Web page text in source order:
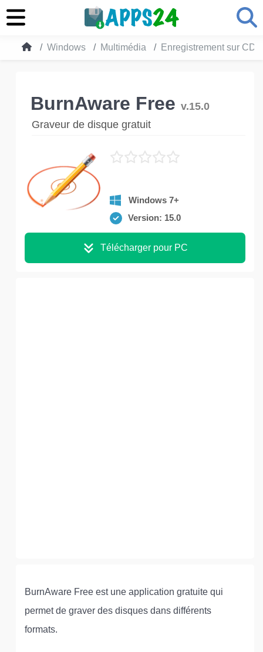
Windows Multimédia Enregistrement sur CD
BurnAware Free v.15.0
Graveur de disque gratuit
Windows 7+
Version: 15.0
Télécharger pour PC
BurnAware Free est une application gratuite qui
permet de graver des disques dans différents
formats.